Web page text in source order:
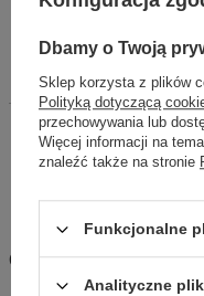
Bluzka w kolorze
serca, rękawy
tworząc dekolt
podkreślającym
14
Kup
OPIS
Dbamy o Twoją
Sklep korzysta z plików
Polityką dotyczącą
przechowywania lub
Więcej informacji na
znaleźć także na stronie
Funkcjonalne
Analityczne